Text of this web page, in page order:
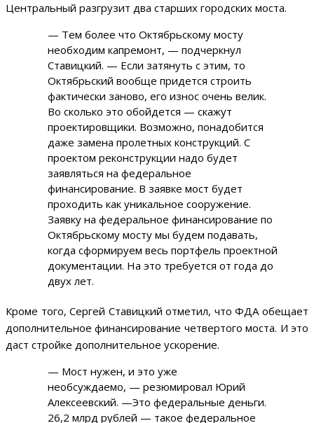
Центральный разгрузит два старших городских моста.
— Тем более что Октябрьскому мосту
необходим капремонт, — подчеркнул
Ставицкий. — Если затянуть с этим, то
Октябрьский вообще придется строить
фактически заново, его износ очень велик.
Во сколько это обойдется — скажут
проектировщики. Возможно, понадобится
даже замена пролетных конструкций. С
проектом реконструкции надо будет
заявляться на федеральное
финансирование. В заявке мост будет
проходить как уникальное сооружение.
Заявку на федеральное финансирование по
Октябрьскому мосту мы будем подавать,
когда сформируем весь портфель проектной
документации. На это требуется от года до
двух лет.
Кроме того, Сергей Ставицкий отметил, что ФДА обещает
дополнительное финансирование четвертого моста. И это
даст стройке дополнительное ускорение.
— Мост нужен, и это уже
необсуждаемо, — резюмировал Юрий
Алексеевский. —Это федеральные деньги.
26,2 млрд рублей — такое федеральное